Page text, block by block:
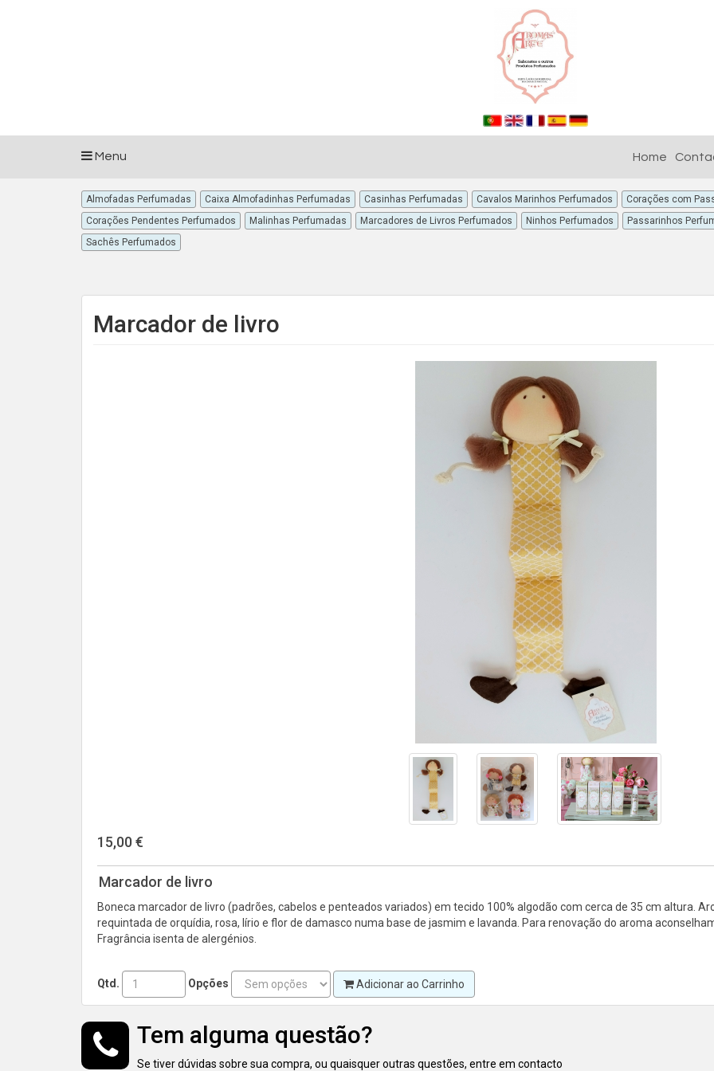
Menu Home
Almofadas Perfumadas Caixa Almofadinhas Perfumadas Casinhas Perfumadas Cavalos Marinhos Perfumados Corações com
Corações Pendentes Perfumados
Malinhas Perfumadas Marcadores de Livros Perfumados Ninhos Perfumados Passarinhos
Sachês Perfumados
Marcador de livro
15,00 €
Marcador de livro
Boneca marcador de livro (padrões, cabelos e penteados variados) em tecido 100% algodão com cerca de 35 cm altura.
requintada de orquídia, rosa, lírio e flor de damasco numa base de jasmim e lavanda. Para renovação do aroma
Fragrância isenta de alergénios.
Qtd. Opções Adicionar ao Carrinho
Tem alguma questão?
Se tiver dúvidas sobre sua compra, ou quaisquer outras questões, entre em contacto